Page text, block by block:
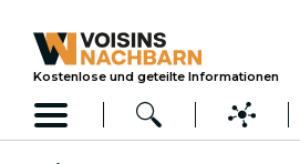
Kostenlose und geteilte Informationen